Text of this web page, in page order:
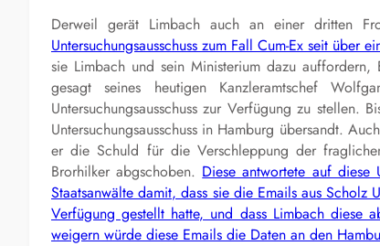
Derweil gerät Limbach auch an einer dritten
Untersuchungsausschuss zum Fall Cum-Ex seit über
sie Limbach und sein Ministerium dazu
gesagt seines heutigen Kanzleramtschef
Untersuchungsausschuss zur Verfügung zu
Untersuchungsausschuss in Hamburg übersandt.
er die Schuld für die Verschleppung der
Brorhilker abgschoben. Diese antwortete auf diese
Staatsanwälte damit, dass sie die Emails aus Scholz
Verfügung gestellt hatte, und dass Limbach diese
weigern würde diese Emails die Daten an den